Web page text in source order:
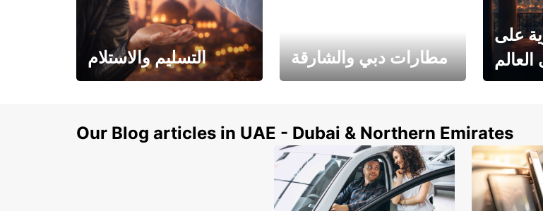
التسليم والاستلام مطارات دبي والشارقة
على
Our Blog articles in UAE - Dubai & Northern Emirates